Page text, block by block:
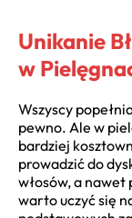
Unikanie
w
Wszyscy
pewno. Ale w
bardziej
prowadzić do
włosów, a
warto uczyć się